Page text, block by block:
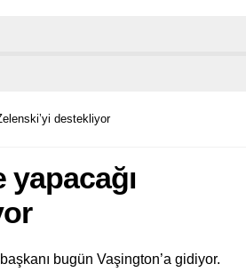
destekliyor
bugün Vaşington’a gidiyor.